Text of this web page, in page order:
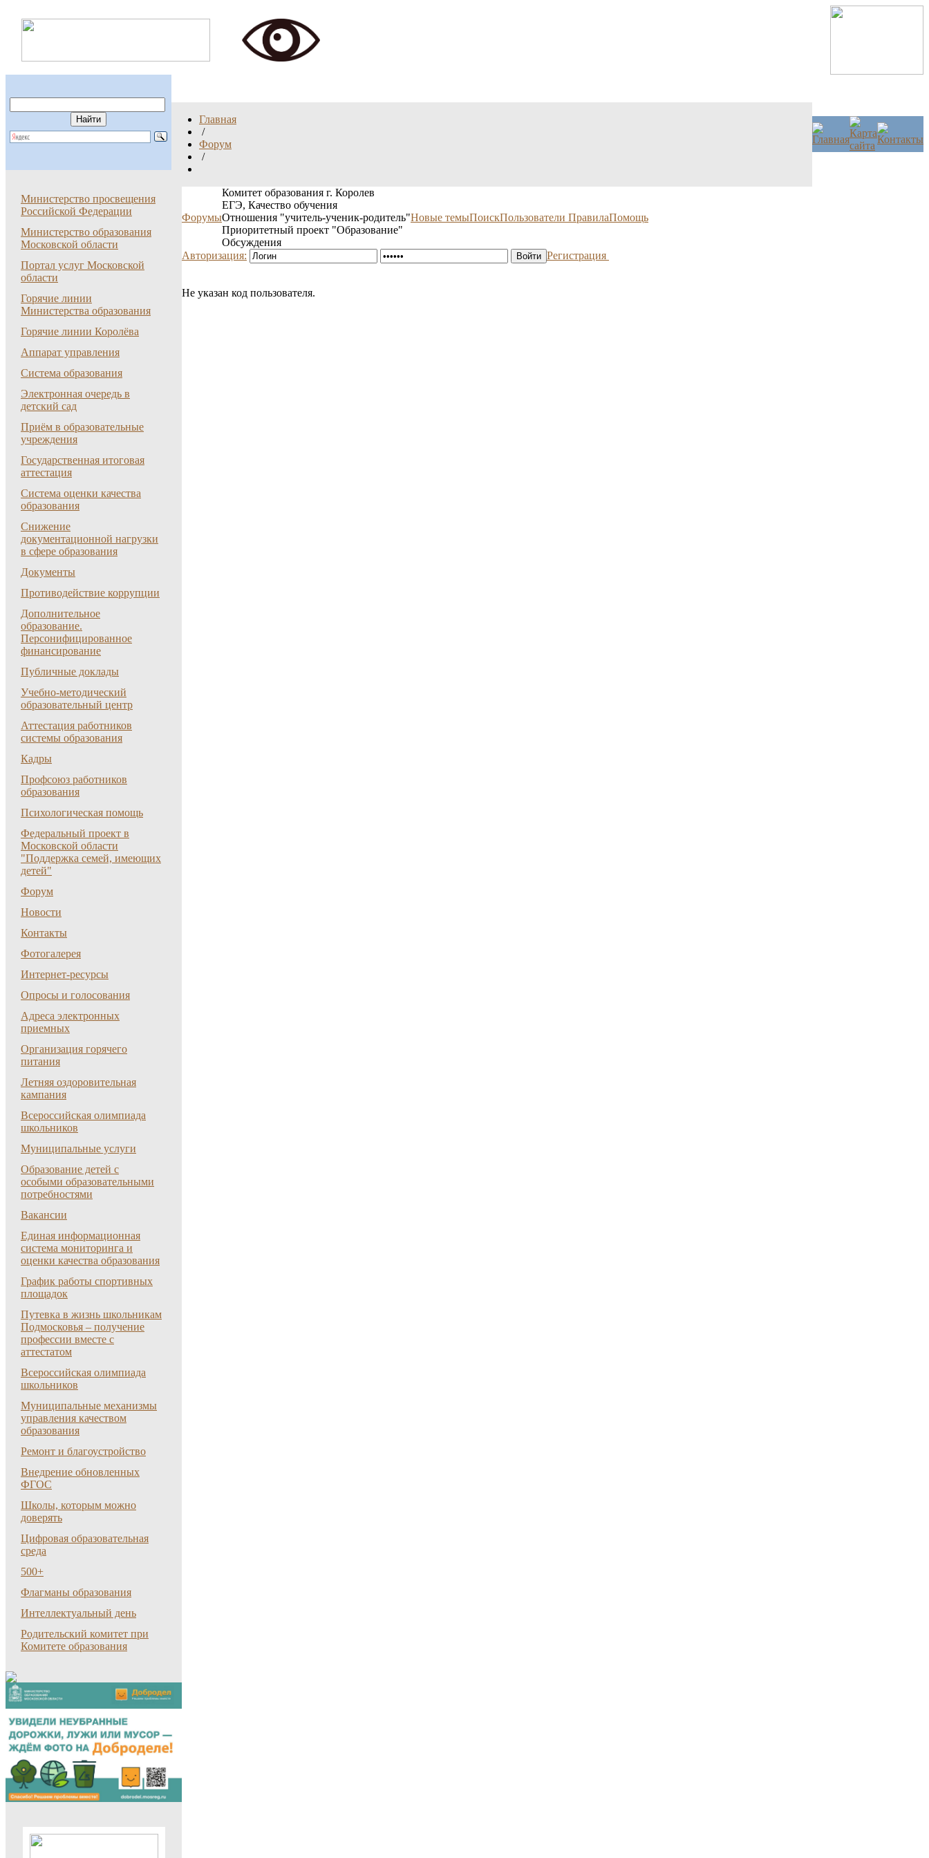
Главная
/
Форум
/
Министерство просвещения
Российской Федерации
Министерство образования
Московской области
Портал услуг Московской
области
Горячие линии
Министерства образования
Горячие линии Королёва
Аппарат управления
Система образования
Электронная очередь в
детский сад
Приём в образовательные
учреждения
Государственная итоговая
аттестация
Система оценки качества
образования
Снижение
документационной нагрузки
в сфере образования
Документы
Противодействие коррупции
Дополнительное
образование.
Персонифицированное
финансирование
Публичные доклады
Учебно-методический
образовательный центр
Аттестация работников
системы образования
Кадры
Профсоюз работников
образования
Психологическая помощь
Федеральный проект в
Московской области
"Поддержка семей, имеющих
детей"
Форум
Новости
Контакты
Фотогалерея
Интернет-ресурсы
Опросы и голосования
Адреса электронных
приемных
Организация горячего
питания
Летняя оздоровительная
кампания
Всероссийская олимпиада
школьников
Муниципальные услуги
Образование детей с
особыми образовательными
потребностями
Вакансии
Единая информационная
система мониторинга и
оценки качества образования
График работы спортивных
площадок
Путевка в жизнь школьникам
Подмосковья – получение
профессии вместе с
аттестатом
Всероссийская олимпиада
школьников
Муниципальные механизмы
управления качеством
образования
Ремонт и благоустройство
Внедрение обновленных
ФГОС
Школы, которым можно
доверять
Цифровая образовательная
среда
500+
Флагманы образования
Интеллектуальный день
Родительский комитет при
Комитете образования
Форумы
Комитет образования г. Королев
ЕГЭ, Качество обучения
Отношения "учитель-ученик-родитель"
Приоритетный проект "Образование"
Обсуждения
Новые темыПоискПользователи ПравилаПомощь
Авторизация: Регистрация
Не указан код пользователя.